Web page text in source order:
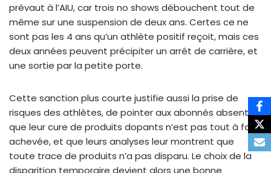
prévaut à l’AIU, car trois no shows débouchent tout de
même sur une suspension de deux ans. Certes ce ne
sont pas les 4 ans qu’un athlète positif reçoit, mais ces
deux années peuvent précipiter un arrêt de carrière, et
une sortie par la petite porte.
Cette sanction plus courte justifie aussi la prise de
risques des athlètes, de pointer aux abonnés absents
que leur cure de produits dopants n’est pas tout à fait
achevée, et que leurs analyses leur montrent que
toute trace de produits n’a pas disparu. Le choix de la
disparition temporaire devient alors une bonne